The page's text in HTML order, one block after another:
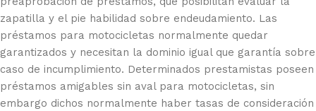
zapatilla y el pie habilidad sobre endeudamiento. Las
préstamos para motocicletas normalmente quedar
garantizados y necesitan la dominio igual que garantía sobre
caso de incumplimiento. Determinados prestamistas poseen
préstamos amigables sin aval para motocicletas, sin
embargo dichos normalmente haber tasas de consideración